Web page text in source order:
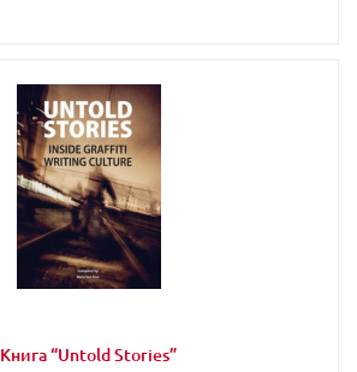
Книга “Untold Stories”